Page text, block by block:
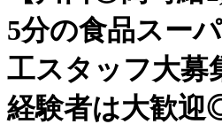
5分の食品スー
工スタッフ大募
経験者は大歓